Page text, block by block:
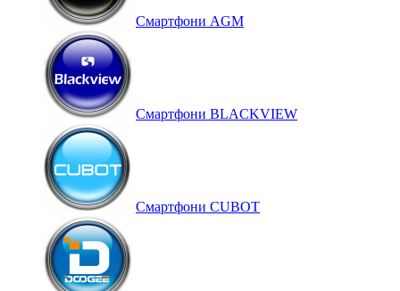
Cмартфони AGM
Смартфони BLACKVIEW
Смартфони CUBOT